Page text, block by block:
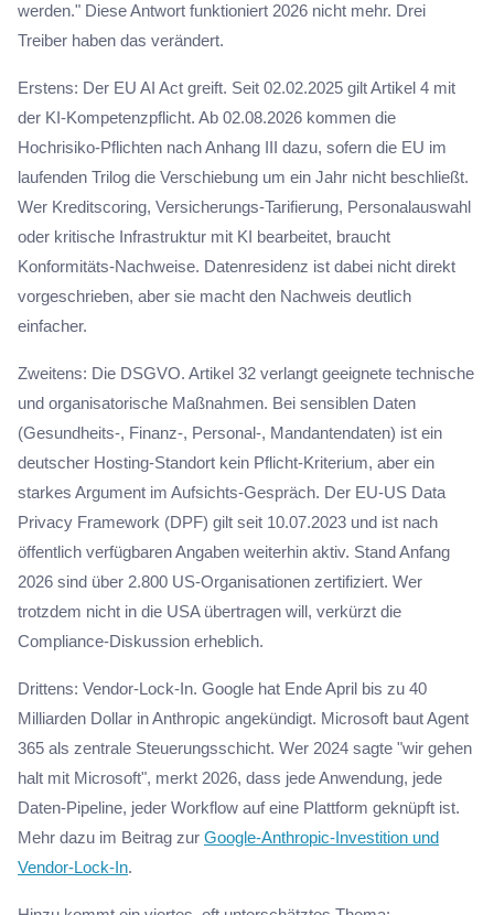
werden." Diese Antwort funktioniert 2026 nicht mehr. Drei
Treiber haben das verändert.
Erstens: Der EU AI Act greift. Seit 02.02.2025 gilt Artikel 4 mit
der KI-Kompetenzpflicht. Ab 02.08.2026 kommen die
Hochrisiko-Pflichten nach Anhang III dazu, sofern die EU im
laufenden Trilog die Verschiebung um ein Jahr nicht beschließt.
Wer Kreditscoring, Versicherungs-Tarifierung, Personalauswahl
oder kritische Infrastruktur mit KI bearbeitet, braucht
Konformitäts-Nachweise. Datenresidenz ist dabei nicht direkt
vorgeschrieben, aber sie macht den Nachweis deutlich
einfacher.
Zweitens: Die DSGVO. Artikel 32 verlangt geeignete technische
und organisatorische Maßnahmen. Bei sensiblen Daten
(Gesundheits-, Finanz-, Personal-, Mandantendaten) ist ein
deutscher Hosting-Standort kein Pflicht-Kriterium, aber ein
starkes Argument im Aufsichts-Gespräch. Der EU-US Data
Privacy Framework (DPF) gilt seit 10.07.2023 und ist nach
öffentlich verfügbaren Angaben weiterhin aktiv. Stand Anfang
2026 sind über 2.800 US-Organisationen zertifiziert. Wer
trotzdem nicht in die USA übertragen will, verkürzt die
Compliance-Diskussion erheblich.
Drittens: Vendor-Lock-In. Google hat Ende April bis zu 40
Milliarden Dollar in Anthropic angekündigt. Microsoft baut Agent
365 als zentrale Steuerungsschicht. Wer 2024 sagte "wir gehen
halt mit Microsoft", merkt 2026, dass jede Anwendung, jede
Daten-Pipeline, jeder Workflow auf eine Plattform geknüpft ist.
Mehr dazu im Beitrag zur Google-Anthropic-Investition und
Vendor-Lock-In.